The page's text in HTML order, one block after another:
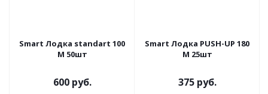
Smart Лодка standart 100
M 50шт
600 руб.
Smart Лодка PUSH-UP 180
M 25шт
375 руб.